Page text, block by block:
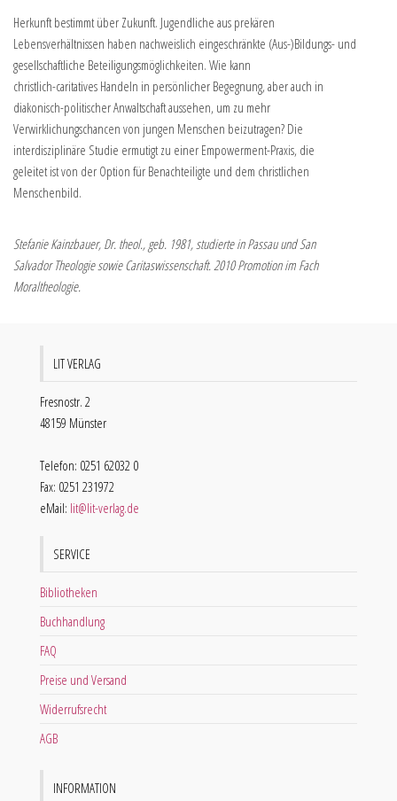
Herkunft bestimmt über Zukunft. Jugendliche aus prekären
Lebensverhältnissen haben nachweislich eingeschränkte (Aus-)Bildungs- und
gesellschaftliche Beteiligungsmöglichkeiten. Wie kann
christlich-caritatives Handeln in persönlicher Begegnung, aber auch in
diakonisch-politischer Anwaltschaft aussehen, um zu mehr
Verwirklichungschancen von jungen Menschen beizutragen? Die
interdisziplinäre Studie ermutigt zu einer Empowerment-Praxis, die
geleitet ist von der Option für Benachteiligte und dem christlichen
Menschenbild.
Stefanie Kainzbauer, Dr. theol., geb. 1981, studierte in Passau und San
Salvador Theologie sowie Caritaswissenschaft. 2010 Promotion im Fach
Moraltheologie.
LIT VERLAG
Fresnostr. 2
48159 Münster
Telefon: 0251 62032 0
Fax: 0251 231972
eMail: lit@lit-verlag.de
SERVICE
Bibliotheken
Buchhandlung
FAQ
Preise und Versand
Widerrufsrecht
AGB
INFORMATION